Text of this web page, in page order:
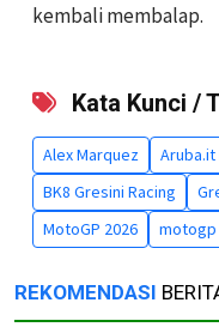
kembali membalap.
Kata Kunci /
Alex Marquez Aruba.it
BK8 Gresini Racing
MotoGP 2026
motogp
REKOMENDASI